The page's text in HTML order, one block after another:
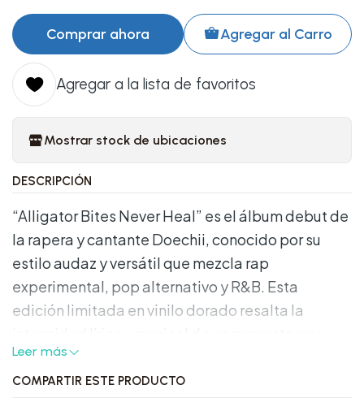
Agregar al Carro
Comprar ahora
Agregar a la lista de favoritos
Mostrar stock de ubicaciones
DESCRIPCIÓN
“Alligator Bites Never Heal” es el álbum debut de
la rapera y cantante Doechii, conocido por su
estilo audaz y versátil que mezcla rap
experimental, pop alternativo y R&B. Esta
edición limitada en vinilo dorado resalta la
consolida a Doechii como una de las voces
emergentes más provocadoras e innovadoras de
Leer más
COMPARTIR ESTE PRODUCTO